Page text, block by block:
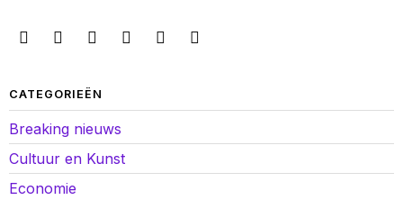
CATEGORIEËN
Breaking nieuws
Cultuur en Kunst
Economie